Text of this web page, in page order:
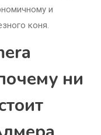
и
коня.
ни